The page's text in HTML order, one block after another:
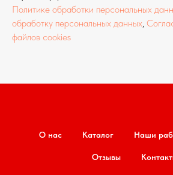
Политике обработки персональных
обработку персональных данных
файлов cookies
О нас Каталог Наши
Отзывы